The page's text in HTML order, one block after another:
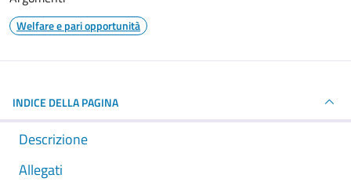
Welfare e pari opportunità
INDICE DELLA PAGINA
Descrizione
Allegati